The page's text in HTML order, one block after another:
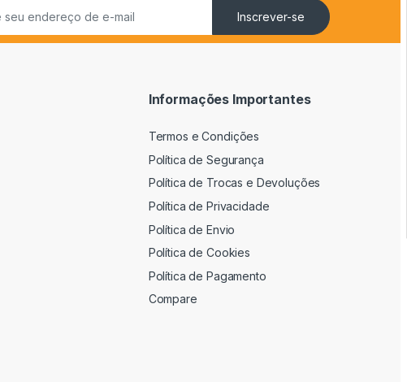
Inscrever-se
Informações Importantes
Termos e Condições
Política de Segurança
Política de Trocas e Devoluções
Política de Privacidade
Política de Envio
Política de Cookies
Política de Pagamento
Compare